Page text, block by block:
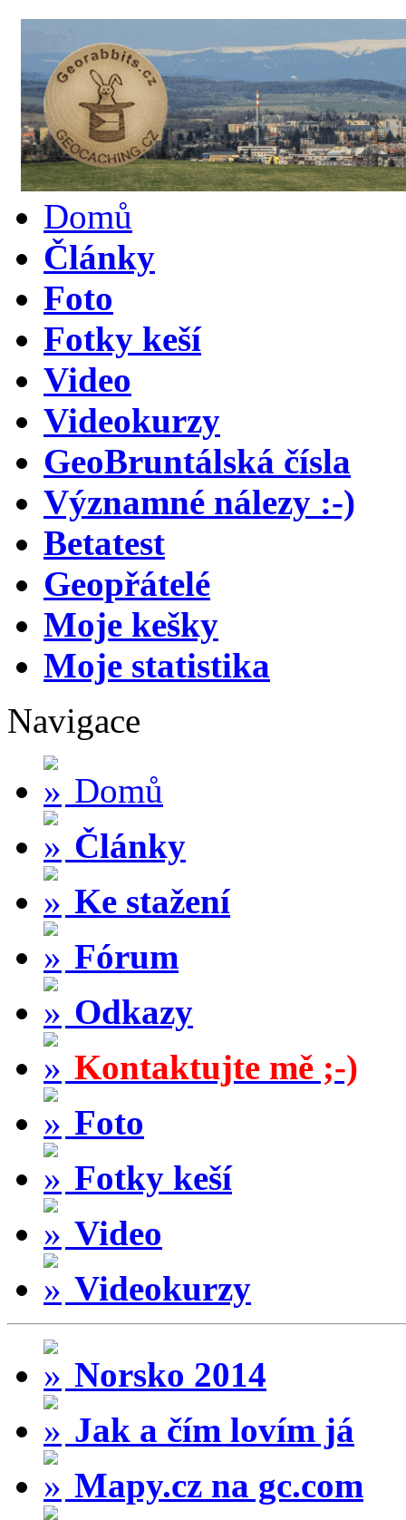
Domů
Články
Foto
Fotky keší
Video
Videokurzy
GeoBruntálská čísla
Významné nálezy :-)
Betatest
Geopřátelé
Moje kešky
Moje statistika
Navigace
Domů
Články
Ke stažení
Fórum
Odkazy
Kontaktujte mě ;-)
Foto
Fotky keší
Video
Videokurzy
Norsko 2014
Jak a čím lovím já
Mapy.cz na gc.com